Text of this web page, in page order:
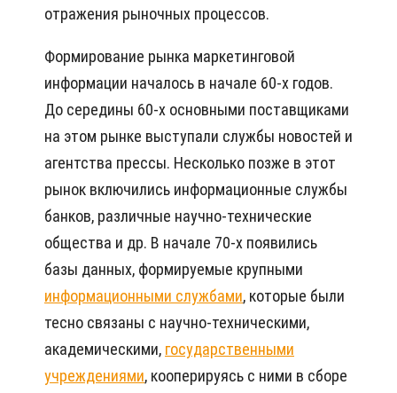
отражения рыночных процессов.
Формирование рынка маркетинговой
информации началось в начале 60-х годов.
До середины 60-х основными поставщиками
на этом рынке выступали службы новостей и
агентства прессы. Несколько позже в этот
рынок включились информационные службы
банков, различные научно-технические
общества и др. В начале 70-х появились
базы данных, формируемые крупными
информационными службами, которые были
тесно связаны с научно-техническими,
академическими, государственными
учреждениями, кооперируясь с ними в сборе